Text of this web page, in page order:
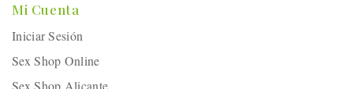
Mi Cuenta
Iniciar Sesión
Sex Shop Online
Sex Shop Alicante